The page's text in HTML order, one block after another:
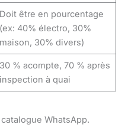
Doit être en pourcentage
(ex: 40% électro, 30%
maison, 30% divers)
30 % acompte, 70 % après
inspection à quai
WhatsApp.